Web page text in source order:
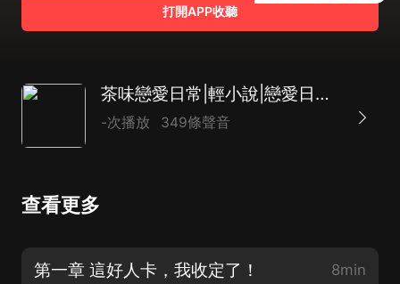
打開APP收聽
茶味戀愛日常|輕小說|戀愛日常|AI專輯
-次播放 349條聲音
查看更多
第一章 這好人卡，我收定了！ 8min